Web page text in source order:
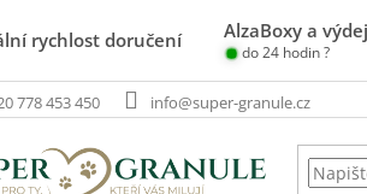
rychlost doručení AlzaBoxy a
do 24 hodin ?
778 453 450 info@super-granule.cz